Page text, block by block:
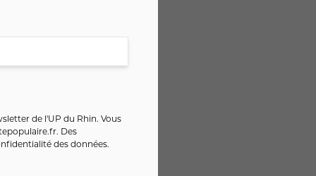
de l'UP du Rhin. Vous
. Des
des données.